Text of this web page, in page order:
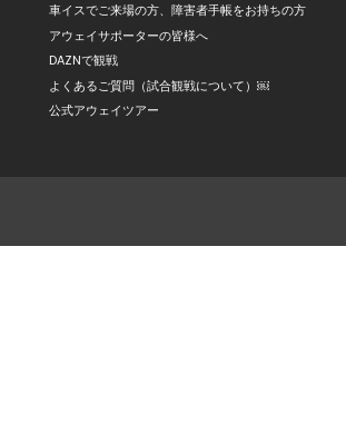
車イスでご来場の方、障害者手帳をお持ちの方
アウェイサポーターの皆様へ
DAZNで観戦
よくあるご質問（試合観戦について）￼
公式アウェイツアー